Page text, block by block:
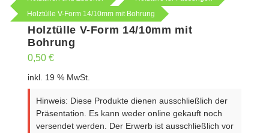
Holztülle V-Form 14/10mm mit Bohrung
Holztülle V-Form 14/10mm mit
Bohrung
0,50 €
inkl. 19 % MwSt.
Hinweis: Diese Produkte dienen ausschließlich der
Präsentation. Es kann weder online gekauft noch
versendet werden. Der Erwerb ist ausschließlich vor